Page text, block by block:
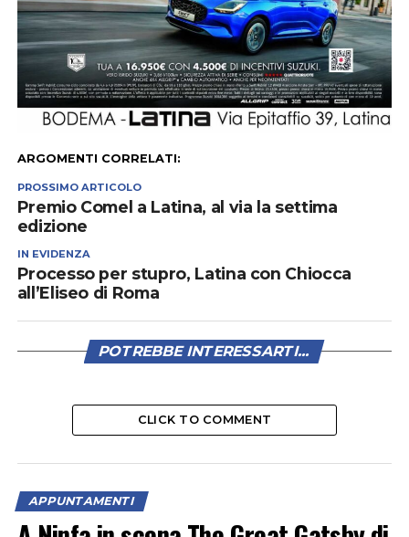
ARGOMENTI CORRELATI:
PROSSIMO ARTICOLO
Premio Comel a Latina, al via la settima
edizione
IN EVIDENZA
Processo per stupro, Latina con Chiocca
all’Eliseo di Roma
POTREBBE INTERESSARTI...
CLICK TO COMMENT
APPUNTAMENTI